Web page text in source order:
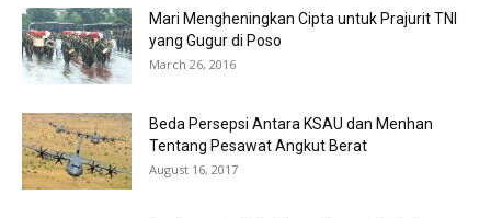
Mari Mengheningkan Cipta untuk Prajurit TNI
yang Gugur di Poso
March 26, 2016
Beda Persepsi Antara KSAU dan Menhan
Tentang Pesawat Angkut Berat
August 16, 2017